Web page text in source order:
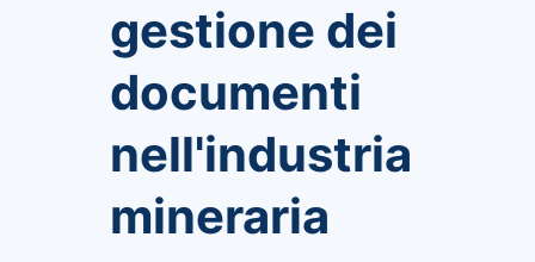
gestione dei
documenti
nell'industria
mineraria